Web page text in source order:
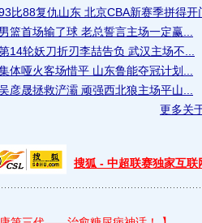
比88复仇山东 北京CBA新赛季拼得开
篮首场输了球 老总誓言主场一定赢...
14轮妖刀折刃李喆告负 武汉主场不...
体哑火客场惜平 山东鲁能夺冠计划...
彦晟拯救浐灞 顽强西北狼主场平山...
更多关
搜狐 - 中超联赛独家互联